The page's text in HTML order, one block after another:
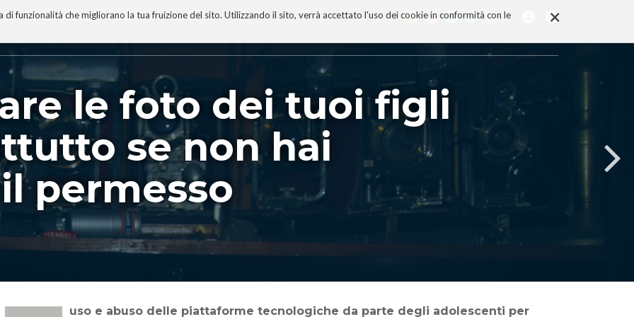
×
funzionalità che migliorano la tua fruizione del sito. Utilizzando il sito, verrà accettato l'uso dei cookie in conformità con le
TECNOBIBLIOGRAFIA I MIEI LIBRI PROGETTO
le foto dei tuoi figli
se non hai
permesso